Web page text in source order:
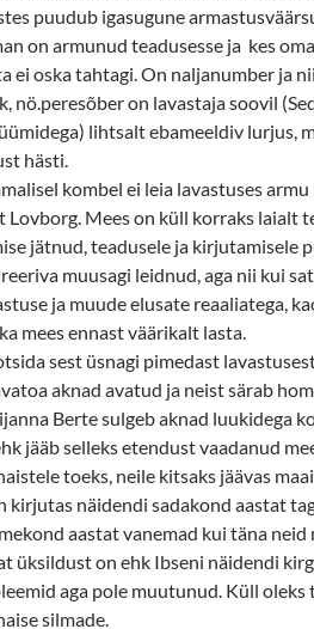
puudub igasugune
on armunud teadusesse ja kes
ei oska tahtagi. On naljanumber ja
nö.peresõber on lavastaja soovil
lihtsalt ebameeldiv lurjus,
hästi.
kombel ei leia lavastuses
Lovborg. Mees on küll korraks laialt
jätnud, teadusele ja kirjutamisele
muusagi leidnud, aga nii kui
ja muude elusate reaaliatega,
mees ennast väärikalt lasta.
sest üsnagi pimedast
aknad avatud ja neist särab
Berte sulgeb aknad luukidega
jääb selleks etendust vaadanud
toeks, neile kitsaks jäävas
kirjutas näidendi sadakond aastat
aastat vanemad kui täna neid
üksildust on ehk Ibseni näidendi
aga pole muutunud. Küll
silmade.